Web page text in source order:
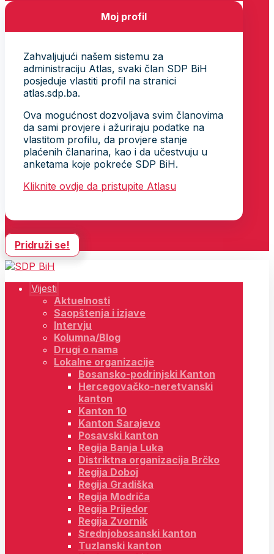
Moj profil
Zahvaljujući našem sistemu za
administraciju Atlas, svaki član SDP BiH
posjeduje vlastiti profil na stranici
atlas.sdp.ba.
Ova mogućnost dozvoljava svim članovima
da sami provjere i ažuriraju podatke na
vlastitom profilu, da provjere stanje
plaćenih članarina, kao i da učestvuju u
anketama koje pokreće SDP BiH.
Kliknite ovdje da pristupite Atlasu
Pridruži se!
Vijesti
Aktuelnosti
Saopštenja i izjave
Intervju
Kolumna/Blog
Drugi o nama
Lokalne organizacije
Bosansko-podrinjski Kanton
Hercegovačko-neretvanski
kanton
Kanton 10
Kanton Sarajevo
Posavski kanton
Regija Banja Luka
Distriktna organizacija Brčko
Regija Doboj
Regija Gradiška
Regija Modriča
Regija Prijedor
Regija Zvornik
Srednjobosanski kanton
Tuzlanski kanton